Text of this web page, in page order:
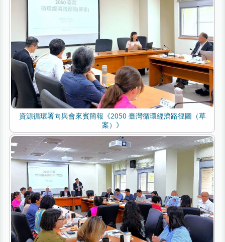
資源循環署向與會來賓簡報《2050 臺灣循環經濟路徑圖（草
案）》